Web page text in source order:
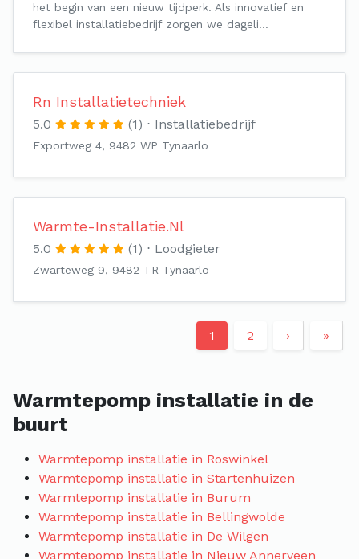
het begin van een nieuw tijdperk. Als innovatief en
flexibel installatiebedrijf zorgen we dageli…
Rn Installatietechniek
5.0 (1) Installatiebedrijf
Exportweg 4, 9482 WP Tynaarlo
Warmte-Installatie.Nl
5.0 (1) Loodgieter
Zwarteweg 9, 9482 TR Tynaarlo
1 2 › »
Warmtepomp installatie in de
buurt
Warmtepomp installatie in Roswinkel
Warmtepomp installatie in Startenhuizen
Warmtepomp installatie in Burum
Warmtepomp installatie in Bellingwolde
Warmtepomp installatie in De Wilgen
Warmtepomp installatie in Nieuw Annerveen